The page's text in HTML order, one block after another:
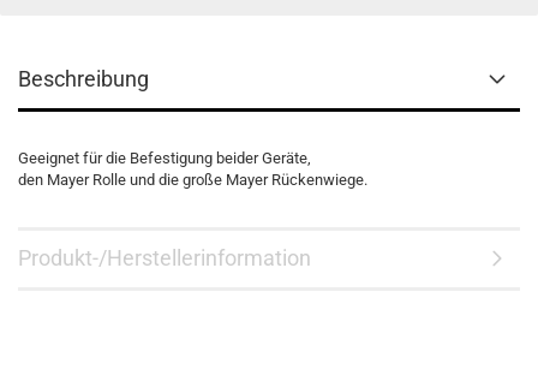
Beschreibung
Geeignet für die Befestigung beider Geräte,
den Mayer Rolle und die große Mayer Rückenwiege.
Produkt-/Herstellerinformation